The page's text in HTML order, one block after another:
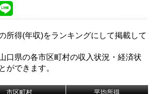
所得(年収)をランキングにして掲載して
口県の各市区町村の収入状況・経済状
ができます。
市区町村 平均所得